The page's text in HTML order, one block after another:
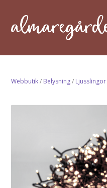
Webbutik/ Belysning/ Ljusslingor